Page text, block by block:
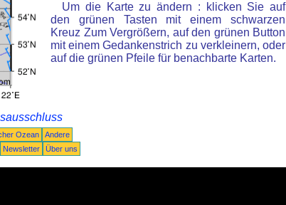
Um die Karte zu ändern : klicken Sie auf
den grünen Tasten mit einem schwarzen
Kreuz Zum Vergrößern, auf den grünen Button
mit einem Gedankenstrich zu verkleinern, oder
auf die grünen Pfeile für benachbarte Karten.
Ozean
Andere
Newsletter Über uns